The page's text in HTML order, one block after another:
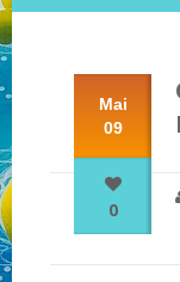
FESTIVAL DU
NOS
QUI SOMMES-
Mai
09
0